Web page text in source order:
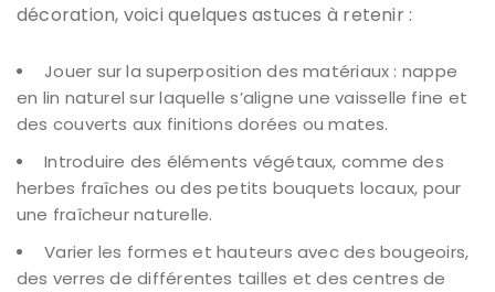
décoration, voici quelques astuces à retenir :
Jouer sur la superposition des matériaux : nappe
en lin naturel sur laquelle s’aligne une vaisselle fine et
des couverts aux finitions dorées ou mates.
Introduire des éléments végétaux, comme des
herbes fraîches ou des petits bouquets locaux, pour
une fraîcheur naturelle.
Varier les formes et hauteurs avec des bougeoirs,
des verres de différentes tailles et des centres de